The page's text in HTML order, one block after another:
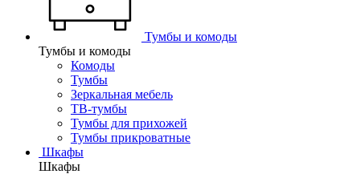
Тумбы и комоды
Тумбы и комоды
Комоды
Тумбы
Зеркальная мебель
ТВ-тумбы
Тумбы для прихожей
Тумбы прикроватные
Шкафы
Шкафы